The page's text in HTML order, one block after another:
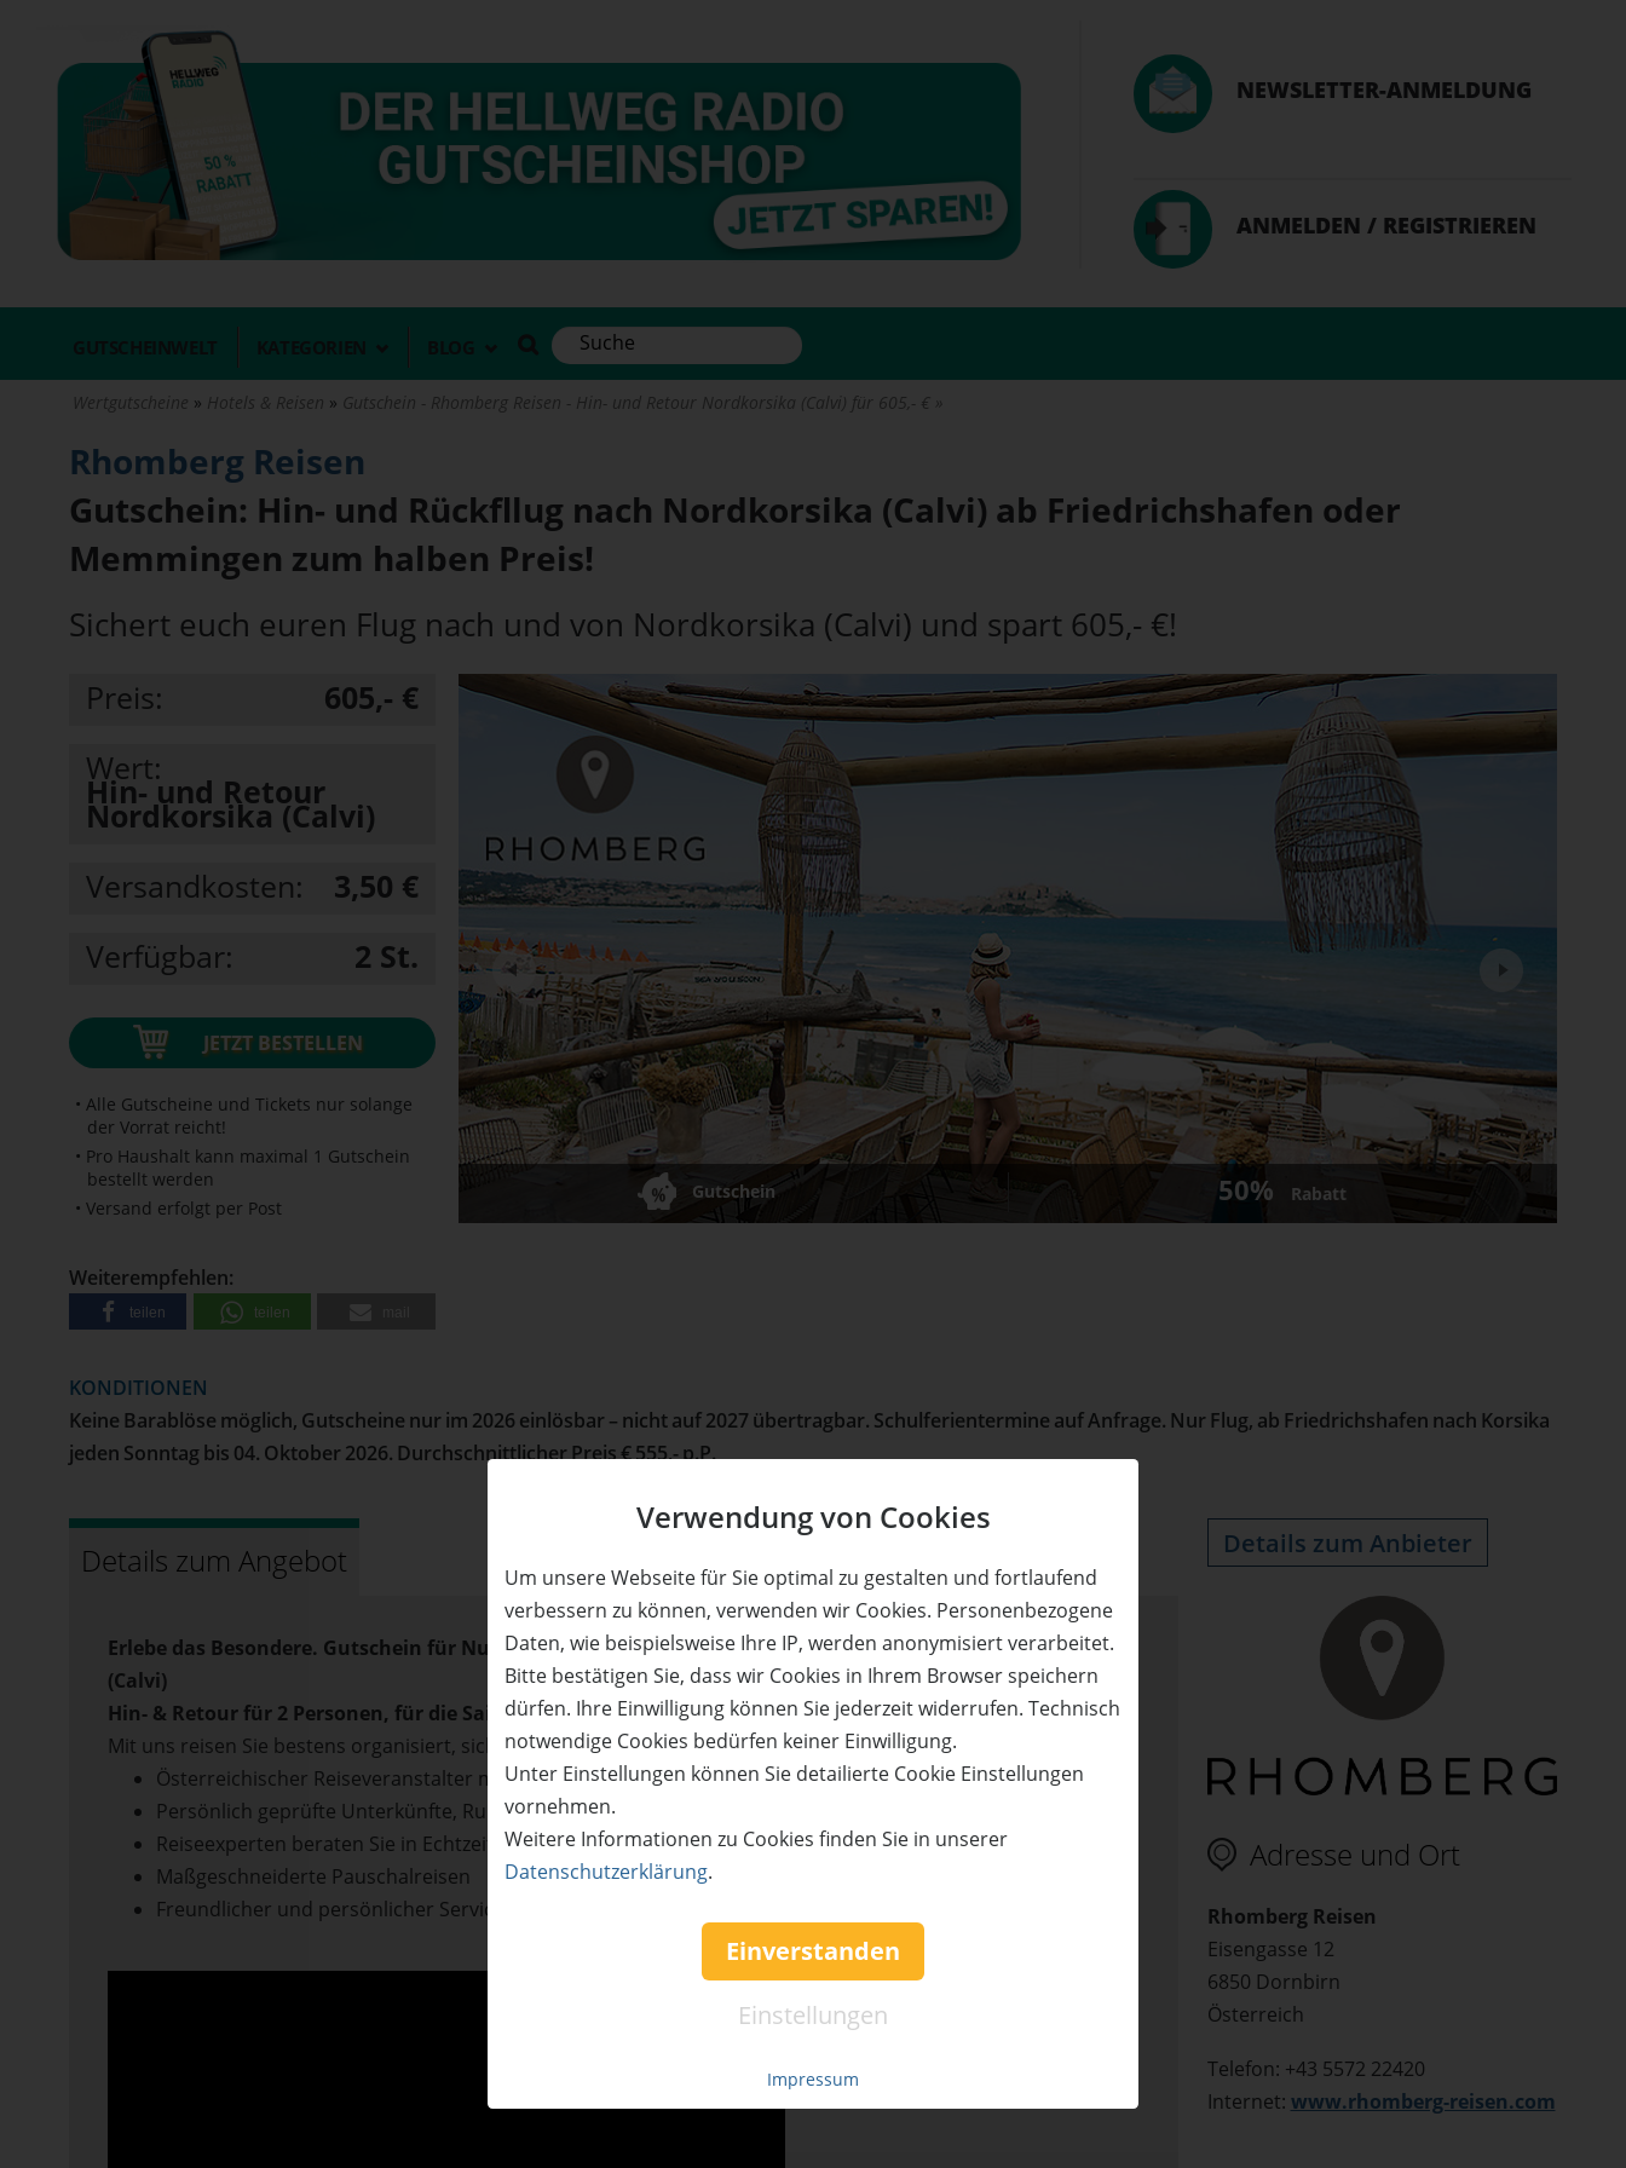
Verwendung von Cookies
Um unsere Webseite für Sie optimal zu gestalten und fortlaufend
verbessern zu können, verwenden wir Cookies. Personenbezogene
Daten, wie beispielsweise Ihre IP, werden anonymisiert verarbeitet.
Bitte bestätigen Sie, dass wir Cookies in Ihrem Browser speichern
dürfen. Ihre Einwilligung können Sie jederzeit widerrufen. Technisch
notwendige Cookies bedürfen keiner Einwilligung.
Unter Einstellungen können Sie detailierte Cookie Einstellungen
vornehmen.
Weitere Informationen zu Cookies finden Sie in unserer
Datenschutzerklärung.
Einverstanden
Einstellungen
Impressum
NEWSLETTER-ANMELDUNG
ANMELDEN / REGISTRIEREN
Wertgutscheine Hotels & Reisen Gutschein - Rhomberg Reisen - Hin- und Retour Nordkorsika (Calvi) für 605,- €
Rhomberg Reisen
Gutschein: Hin- und Rückfllug nach Nordkorsika (Calvi) ab Friedrichshafen oder
Memmingen zum halben Preis!
Sichert euch euren Flug nach und von Nordkorsika (Calvi) und spart 605,- €!
50% Rabatt Gutschein 50% Rabatt
Next
Preis:
605,- €
Wert:
Hin- und Retour
Nordkorsika (Calvi)
Versandkosten:
3,50 €
Verfügbar:
2 St.
JETZT BESTELLEN
• Alle Gutscheine und Tickets nur solange
der Vorrat reicht!
• Pro Haushalt kann maximal 1 Gutschein
bestellt werden
• Versand erfolgt per Post
Weiterempfehlen:
teilen teilen
KONDITIONEN
Keine Barablöse möglich, Gutscheine nur im 2026 einlösbar – nicht auf 2027 übertragbar. Schulferientermine auf Anfrage. Nur Flug, ab Friedrichshafen nach Korsika
jeden Sonntag bis 04. Oktober 2026. Durchschnittlicher Preis € 555,- p.P.
Details zum Angebot
Erlebe das Besondere. Gutschein für Nur-Flug ab Friedrichshafen oder Memmingen nach Nordkorsika
(Calvi)
Hin- & Retour für 2 Personen, für die Saison 2026
Mit uns reisen Sie bestens organisiert, sicher und zuverlässig in die schönsten Destinationen Europas.
Österreichischer Reiseveranstalter mit jahrzehntelanger Erfahrung
Persönlich geprüfte Unterkünfte, Rundreisen und Aktivitäten
Reiseexperten beraten Sie in Echtzeit
Maßgeschneiderte Pauschalreisen
Freundlicher und persönlicher Service
Details zum Anbieter
Adresse und Ort
Rhomberg Reisen
Eisengasse 12
6850 Dornbirn
Österreich
Telefon: +43 5572 22420
Internet: www.rhomberg-reisen.com